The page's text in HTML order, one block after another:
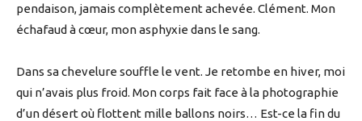
pendaison, jamais complètement achevée. Clément. Mon
échafaud à cœur, mon asphyxie dans le sang.
Dans sa chevelure souffle le vent. Je retombe en hiver, moi
qui n’avais plus froid. Mon corps fait face à la photographie
d’un désert où flottent mille ballons noirs… Est-ce la fin du